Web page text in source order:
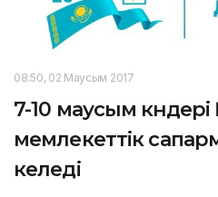
08:50, 02 Маусым 2017
7-10 маусым
мемлекеттік
келеді